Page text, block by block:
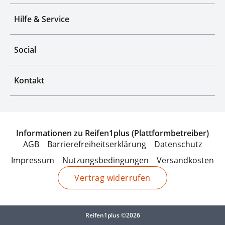
Hilfe & Service
Social
Kontakt
Informationen zu Reifen1plus (Plattformbetreiber)
AGB
Barrierefreiheitserklärung
Datenschutz
Impressum
Nutzungsbedingungen
Versandkosten
Vertrag widerrufen
Reifen1plus ©2026